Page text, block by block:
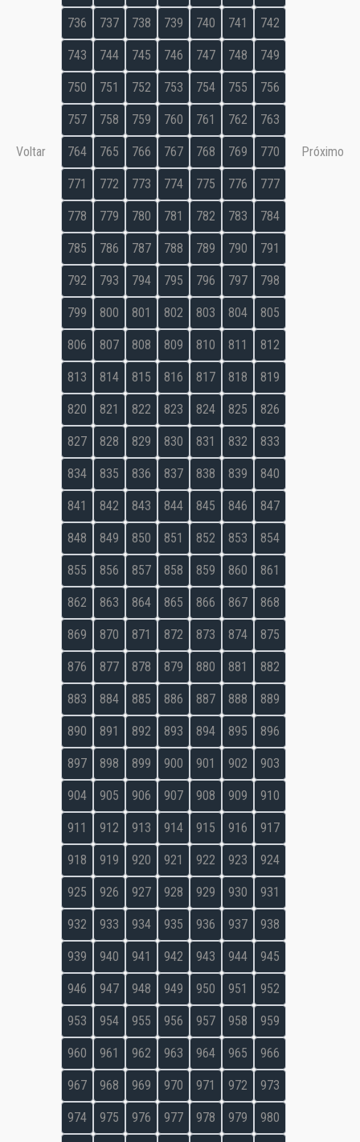
Voltar
736 737 738 739 740 741 742
743 744 745 746 747 748 749
750 751 752 753 754 755 756
757 758 759 760 761 762 763
764 765 766 767 768 769 770
771 772 773 774 775 776 777
778 779 780 781 782 783 784
785 786 787 788 789 790 791
792 793 794 795 796 797 798
799 800 801 802 803 804 805
806 807 808 809 810 811 812
813 814 815 816 817 818 819
820 821 822 823 824 825 826
827 828 829 830 831 832 833
834 835 836 837 838 839 840
841 842 843 844 845 846 847
848 849 850 851 852 853 854
855 856 857 858 859 860 861
862 863 864 865 866 867 868
869 870 871 872 873 874 875
876 877 878 879 880 881 882
883 884 885 886 887 888 889
890 891 892 893 894 895 896
897 898 899 900 901 902 903
904 905 906 907 908 909 910
911 912 913 914 915 916 917
918 919 920 921 922 923 924
925 926 927 928 929 930 931
932 933 934 935 936 937 938
939 940 941 942 943 944 945
946 947 948 949 950 951 952
953 954 955 956 957 958 959
960 961 962 963 964 965 966
967 968 969 970 971 972 973
974 975 976 977 978 979 980
Próximo